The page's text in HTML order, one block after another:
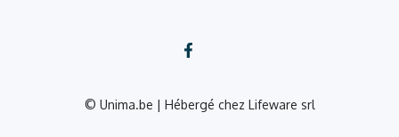
© Unima.be | Hébergé chez Lifeware srl